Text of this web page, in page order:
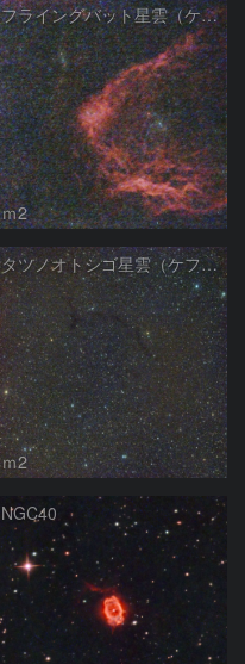
フライングバット星雲（ケフェウス座）
ｍ2
タツノオトシゴ星雲（ケフェウス座）
ｍ2
NGC40